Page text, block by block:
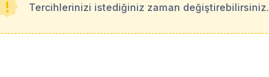
Takvime Ekle
Tercihlerinizi istediğiniz zaman değiştirebilirsiniz.